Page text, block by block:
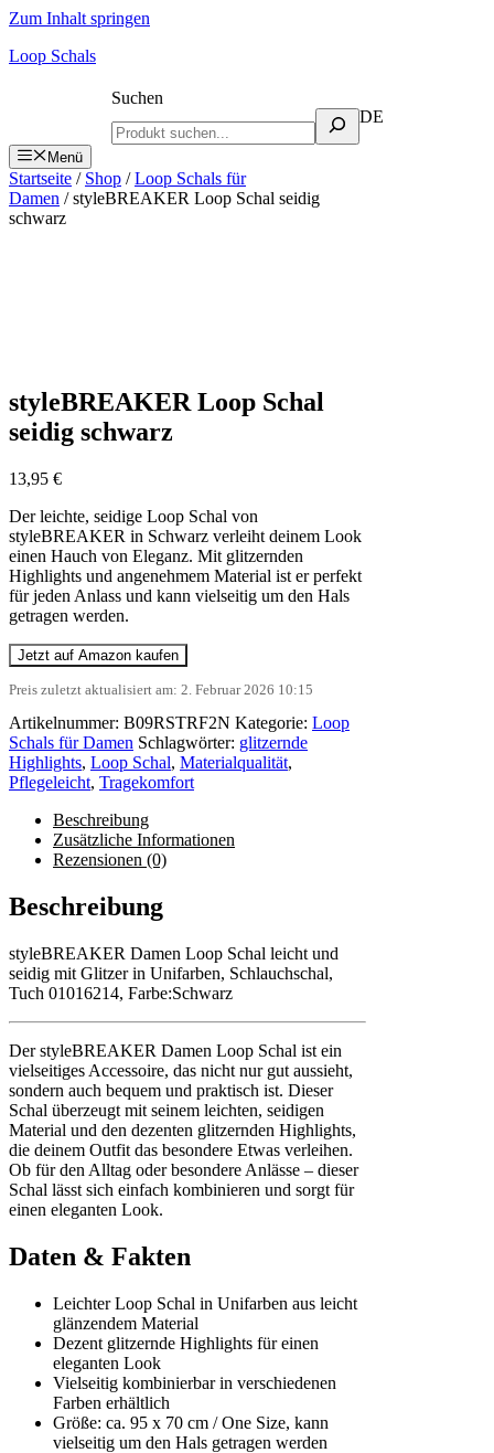
Zum Inhalt springen
Loop Schals
Suchen
DE
Menü
Startseite / Shop /Loop Schals für
Damen / styleBREAKER Loop Schal seidig
schwarz
styleBREAKER Loop Schal
seidig schwarz
13,95 €
Der leichte, seidige Loop Schal von
styleBREAKER in Schwarz verleiht deinem Look
einen Hauch von Eleganz. Mit glitzernden
Highlights und angenehmem Material ist er perfekt
für jeden Anlass und kann vielseitig um den Hals
getragen werden.
Jetzt auf Amazon kaufen
Preis zuletzt aktualisiert am: 2. Februar 2026 10:15
Artikelnummer: B09RSTRF2N Kategorie: Loop
Schals für Damen Schlagwörter: glitzernde
Highlights, Loop Schal, Materialqualität,
Pflegeleicht, Tragekomfort
Beschreibung
Zusätzliche Informationen
Rezensionen (0)
Beschreibung
styleBREAKER Damen Loop Schal leicht und
seidig mit Glitzer in Unifarben, Schlauchschal,
Tuch 01016214, Farbe:Schwarz
Der styleBREAKER Damen Loop Schal ist ein
vielseitiges Accessoire, das nicht nur gut aussieht,
sondern auch bequem und praktisch ist. Dieser
Schal überzeugt mit seinem leichten, seidigen
Material und den dezenten glitzernden Highlights,
die deinem Outfit das besondere Etwas verleihen.
Ob für den Alltag oder besondere Anlässe – dieser
Schal lässt sich einfach kombinieren und sorgt für
einen eleganten Look.
Daten & Fakten
Leichter Loop Schal in Unifarben aus leicht
glänzendem Material
Dezent glitzernde Highlights für einen
eleganten Look
Vielseitig kombinierbar in verschiedenen
Farben erhältlich
Größe: ca. 95 x 70 cm / One Size, kann
vielseitig um den Hals getragen werden